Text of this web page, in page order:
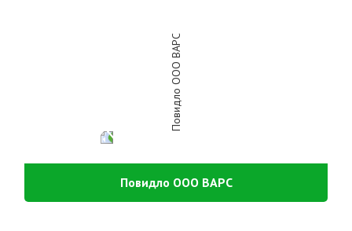
Повидло ООО ВАРС